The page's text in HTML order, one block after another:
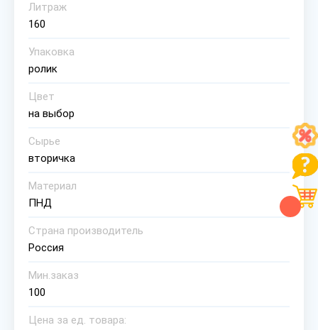
Литраж
160
Упаковка
ролик
Цвет
на выбор
Сырье
вторичка
Материал
ПНД
Страна производитель
Россия
Мин.заказ
100
Цена за ед. товара: